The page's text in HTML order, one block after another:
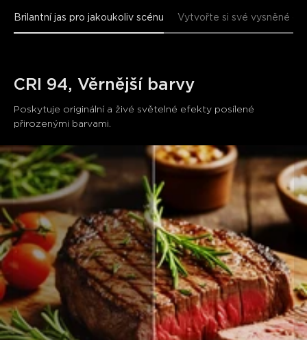
Brilantní jas pro jakoukoliv scénu Vytvořte si své vysněné
CRI 94, Věrnější barvy
Poskytuje originální a živé světelné efekty posílené
přirozenými barvami.